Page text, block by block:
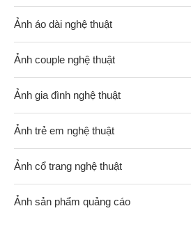
Ảnh áo dài nghệ thuật
Ảnh couple nghệ thuật
Ảnh gia đình nghệ thuật
Ảnh trẻ em nghệ thuật
Ảnh cổ trang nghệ thuật
Ảnh sản phẩm quảng cáo